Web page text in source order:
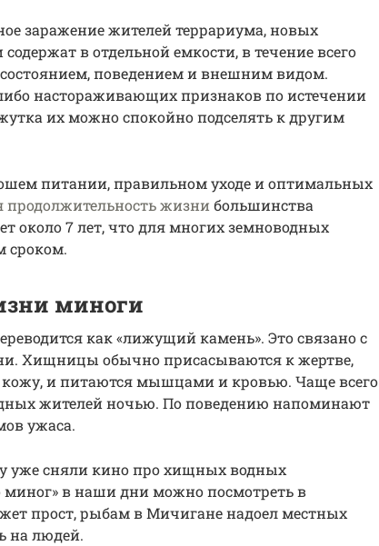
заражение жителей террариума, новых
в отдельной емкости, в течение всего
поведением и внешним видом.
настораживающих признаков по истечении
их можно спокойно подселять к другим
питании, правильном уходе и оптимальных
продолжительность жизни большинства
около 7 лет, что для многих земноводных
сроком.
миноги
как «лижущий камень». Это связано с
Хищницы обычно присасываются к жертве,
и питаются мышцами и кровью. Чаще всего
жителей ночью. По поведению напоминают
ужаса.
уже сняли кино про хищных водных
миног» в наши дни можно посмотреть в
прост, рыбам в Мичигане надоел местных
на людей.